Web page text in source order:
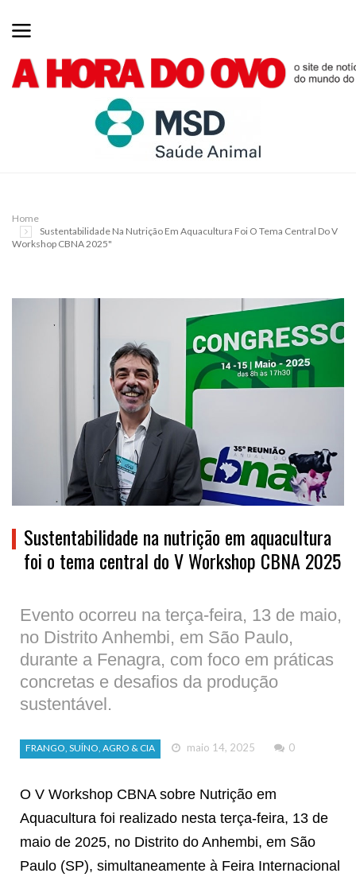
Home
Sustentabilidade Na Nutrição Em Aquacultura Foi O Tema Central Do V
Workshop CBNA 2025"
Sustentabilidade na nutrição em aquacultura
foi o tema central do V Workshop CBNA 2025
Evento ocorreu na terça-feira, 13 de maio,
no Distrito Anhembi, em São Paulo,
durante a Fenagra, com foco em práticas
concretas e desafios da produção
sustentável.
FRANGO, SUÍNO, AGRO & CIA maio 14, 2025 0
O V Workshop CBNA sobre Nutrição em
Aquacultura foi realizado nesta terça-feira, 13 de
maio de 2025, no Distrito do Anhembi, em São
Paulo (SP), simultaneamente à Feira Internacional